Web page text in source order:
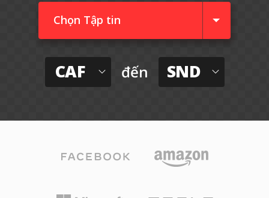
Chọn Tập tin
CAF đến SND